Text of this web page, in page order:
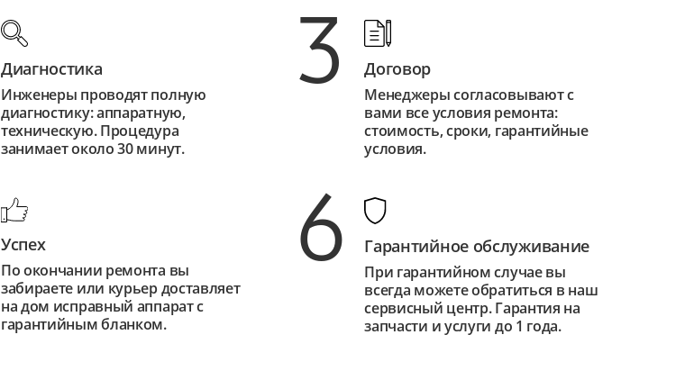
Диагностика
Инженеры проводят полную
диагностику: аппаратную,
техническую. Процедура
занимает около 30 минут.
3 Договор
Менеджеры согласовывают с
вами все условия ремонта:
стоимость, сроки, гарантийные
условия.
Успех
По окончании ремонта вы
забираете или курьер доставляет
на дом исправный аппарат с
гарантийным бланком.
6 Гарантийное обслуживание
При гарантийном случае вы
всегда можете обратиться в наш
сервисный центр. Гарантия на
запчасти и услуги до 1 года.